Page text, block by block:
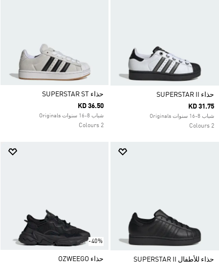
حذاء SUPERSTAR II
KD 31.75
شباب 8-16 سنوات Originals
2 Colours
حذاء SUPERSTAR ST
KD 36.50
شباب 8-16 سنوات Originals
2 Colours
حذاء للأطفال SUPERSTAR II
-40%
حذاء OZWEEGO